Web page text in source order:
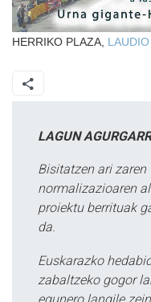
HERRIKO PLAZA, LAUDIO
LAGUN
Bisitatzen ari zaren
normalizazioaren
proiektu berrituak
da.
Euskarazko
zabaltzeko gogor